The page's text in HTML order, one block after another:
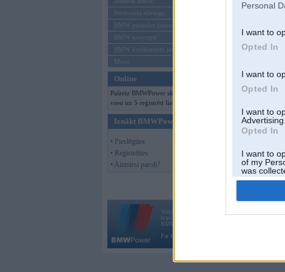
Personal
I want to
Opted In
I want to
Opted In
I want to
Advertising.
Opted In
I want to
of my
was
Opted
Sērijveida tūnings
BMW pasaules jaunumi
BMW koncepti
BMW konkurentu jaunumi
Moto
Online
Pašreiz BMWPower skatās 327
viesi un 5 reģistrēti lietotāji.
Ienākt BMWPower
• Pieslēgties
• Reģistrēties
• Aizmirsi paroli?
Vortāls BMWPower.lv darbojas
kopš 2002. gada 14. maija. Tas nav auto klubs un
BMW AG.
Par BMWPower